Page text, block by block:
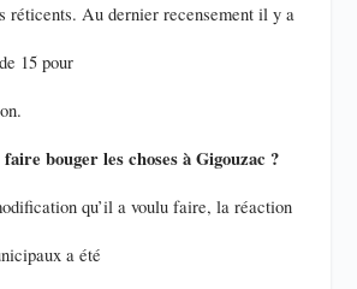
réticents. Au dernier recensement il y a
15 pour
bouger les choses à Gigouzac ?
qu’il a voulu faire, la réaction
a été